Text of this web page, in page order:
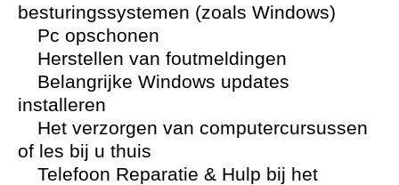
besturingssystemen (zoals Windows)
Pc opschonen
Herstellen van foutmeldingen
Belangrijke Windows updates
installeren
Het verzorgen van computercursussen
of les bij u thuis
Telefoon Reparatie & Hulp bij het